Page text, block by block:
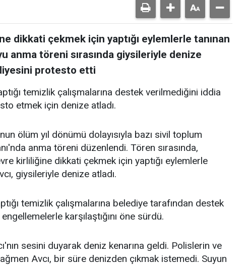
dikkati çekmek için yaptığı eylemlerle tanınan
anma töreni sırasında giysileriyle denize
protesto etti
temizlik çalışmalarına destek verilmediğini iddia
etmek için denize atladı.
ölüm yıl dönümü dolayısıyla bazı sivil toplum
anma töreni düzenlendi. Tören sırasında,
kirliliğine dikkati çekmek için yaptığı eylemlerle
giysileriyle denize atladı.
temizlik çalışmalarına belediye tarafından destek
karşılaştığını öne sürdü.
sesini duyarak deniz kenarına geldi. Polislerin ve
Avcı, bir süre denizden çıkmak istemedi. Suyun